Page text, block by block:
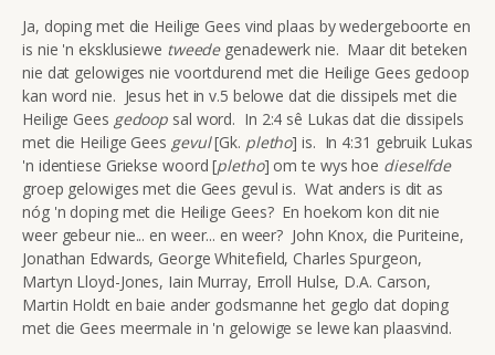
Ja, doping met die Heilige Gees vind plaas by wedergeboorte en
is nie 'n eksklusiewe tweede genadewerk nie. Maar dit beteken
nie dat gelowiges nie voortdurend met die Heilige Gees gedoop
kan word nie. Jesus het in v.5 belowe dat die dissipels met die
Heilige Gees gedoop sal word. In 2:4 sê Lukas dat die dissipels
met die Heilige Gees gevul[Gk. pletho] is. In 4:31 gebruik Lukas
'n identiese Griekse woord [pletho] om te wys hoe dieselfde
groep gelowiges met die Gees gevul is. Wat anders is dit as
nóg 'n doping met die Heilige Gees? En hoekom kon dit nie
weer gebeur nie... en weer... en weer? John Knox, die Puriteine,
Jonathan Edwards, George Whitefield, Charles Spurgeon,
Martyn Lloyd-Jones, Iain Murray, Erroll Hulse, D.A. Carson,
Martin Holdt en baie ander godsmanne het geglo dat doping
met die Gees meermale in 'n gelowige se lewe kan plaasvind.